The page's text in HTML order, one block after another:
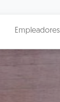
Empleadores